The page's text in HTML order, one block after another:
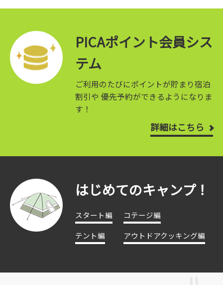
PICAポイント会員シス
テム
ご利用のたびにポイントが貯まり宿泊
割引や 優先予約ができるようになりま
す！
詳細はこちら
はじめてのキャンプ！
スタート編
コテージ編
テント編
アウトドアクッキング編